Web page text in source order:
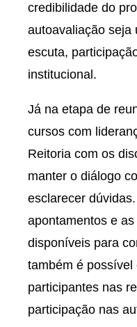
credibilidade do
autoavaliação seja
escuta,
institucional.
Já na etapa de
cursos com
Reitoria com os
manter o diálogo
esclarecer
apontamentos e
disponíveis para
também é
participantes nas
participação nas